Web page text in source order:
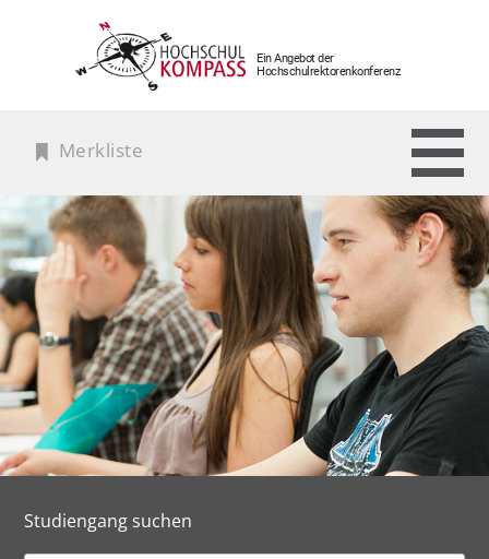
Ein Angebot der
Hochschulrektorenkonferenz
Merkliste
Studiengang suchen